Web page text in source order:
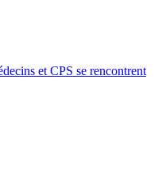
et CPS se rencontrent